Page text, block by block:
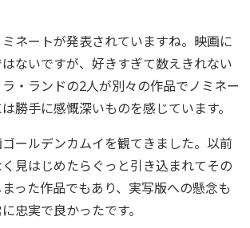
ネートが発表されていますね。映画に
ないですが、好きすぎて数えきれない
・ランドの2人が別々の作品でノミネー
勝手に感慨深いものを感じています。
ールデンカムイを観てきました。以前
見はじめたらぐっと引き込まれてその
った作品でもあり、実写版への懸念も
忠実で良かったです。